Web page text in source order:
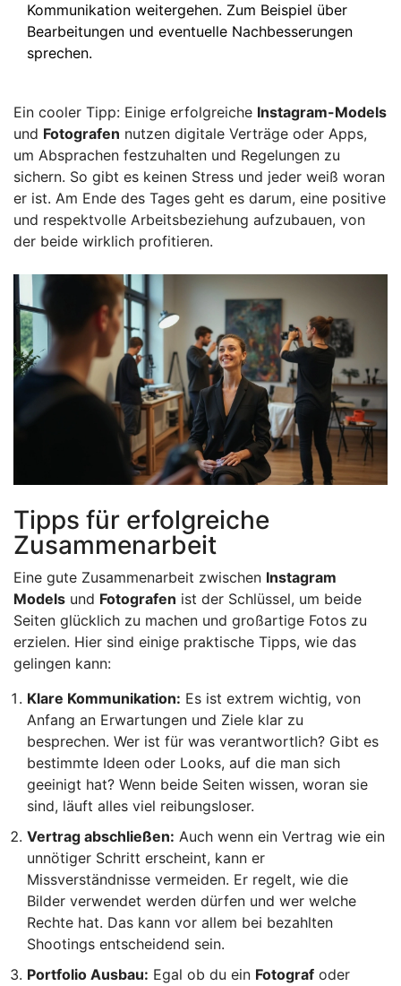
Kommunikation weitergehen. Zum Beispiel über
Bearbeitungen und eventuelle Nachbesserungen
sprechen.
Ein cooler Tipp: Einige erfolgreiche Instagram-Models
und Fotografen nutzen digitale Verträge oder Apps,
um Absprachen festzuhalten und Regelungen zu
sichern. So gibt es keinen Stress und jeder weiß woran
er ist. Am Ende des Tages geht es darum, eine positive
und respektvolle Arbeitsbeziehung aufzubauen, von
der beide wirklich profitieren.
Tipps für erfolgreiche
Zusammenarbeit
Eine gute Zusammenarbeit zwischen Instagram
Models und Fotografen ist der Schlüssel, um beide
Seiten glücklich zu machen und großartige Fotos zu
erzielen. Hier sind einige praktische Tipps, wie das
gelingen kann:
Klare Kommunikation: Es ist extrem wichtig, von
Anfang an Erwartungen und Ziele klar zu
besprechen. Wer ist für was verantwortlich? Gibt es
bestimmte Ideen oder Looks, auf die man sich
geeinigt hat? Wenn beide Seiten wissen, woran sie
sind, läuft alles viel reibungsloser.
Vertrag abschließen: Auch wenn ein Vertrag wie ein
unnötiger Schritt erscheint, kann er
Missverständnisse vermeiden. Er regelt, wie die
Bilder verwendet werden dürfen und wer welche
Rechte hat. Das kann vor allem bei bezahlten
Shootings entscheidend sein.
Portfolio Ausbau: Egal ob du ein Fotograf oder